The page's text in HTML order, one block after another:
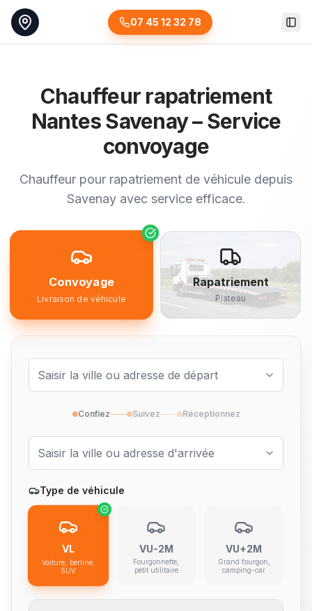
07 45 12 32 78
Chauffeur rapatriement
Nantes Savenay – Service
convoyage
Chauffeur pour rapatriement de véhicule depuis
Savenay avec service efficace.
Convoyage
Livraison de véhicule
Rapatriement
Plateau
Confiez Suivez Réceptionnez
Type de véhicule
VL
Voiture, berline,
SUV
VU-2M
Fourgonnette,
petit utilitaire
VU+2M
Grand fourgon,
camping-car